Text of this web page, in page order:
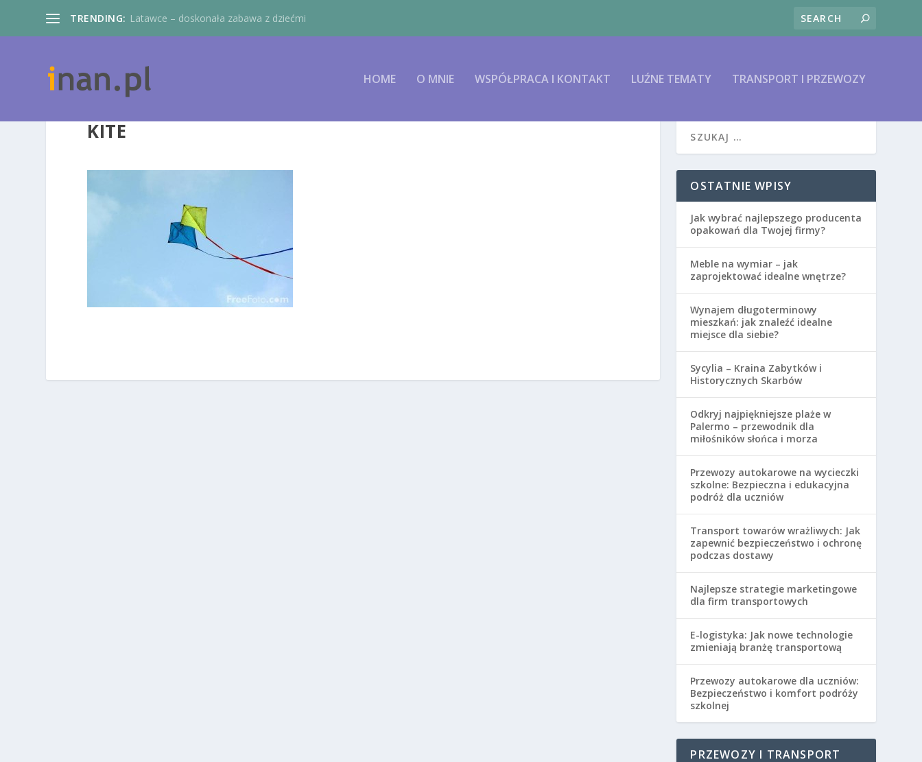
TRENDING: Latawce – doskonała zabawa z dziećmi
HOME O MNIE WSPÓŁPRACA I KONTAKT LUŹNE TEMATY TRANSPORT I PRZEWOZY
KITE
OSTATNIE WPISY
Jak wybrać najlepszego producenta
opakowań dla Twojej firmy?
Meble na wymiar – jak
zaprojektować idealne wnętrze?
Wynajem długoterminowy
mieszkań: jak znaleźć idealne
miejsce dla siebie?
Sycylia – Kraina Zabytków i
Historycznych Skarbów
Odkryj najpiękniejsze plaże w
Palermo – przewodnik dla
miłośników słońca i morza
Przewozy autokarowe na wycieczki
szkolne: Bezpieczna i edukacyjna
podróż dla uczniów
Transport towarów wrażliwych: Jak
zapewnić bezpieczeństwo i ochronę
podczas dostawy
Najlepsze strategie marketingowe
dla firm transportowych
E-logistyka: Jak nowe technologie
zmieniają branżę transportową
Przewozy autokarowe dla uczniów:
Bezpieczeństwo i komfort podróży
szkolnej
PRZEWOZY I TRANSPORT